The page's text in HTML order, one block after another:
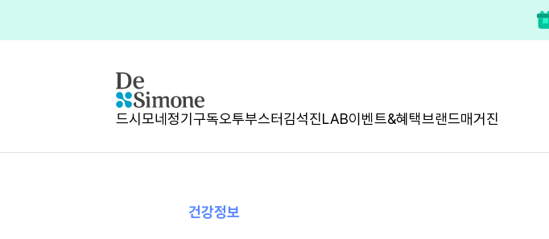
드시모네 정기구독오투부스터김석진LAB이벤트&혜택브랜드매거진
건강정보